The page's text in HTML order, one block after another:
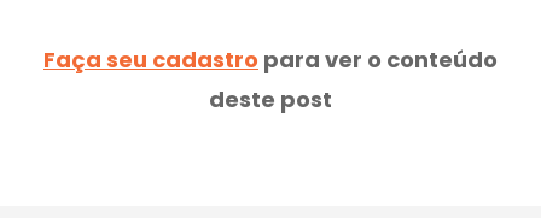
Faça seu cadastro para ver o conteúdo
deste post